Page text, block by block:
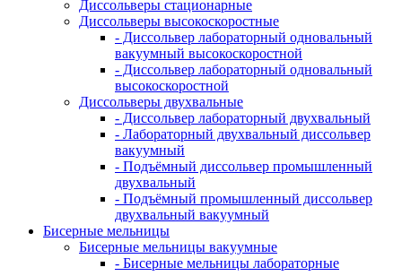
Диссольверы стационарные
Диссольверы высокоскоростные
- Диссольвер лабораторный одновальный
вакуумный высокоскоростной
- Диссольвер лабораторный одновальный
высокоскоростной
Диссольверы двухвальные
- Диссольвер лабораторный двухвальный
- Лабораторный двухвальный диссольвер
вакуумный
- Подъёмный диссольвер промышленный
двухвальный
- Подъёмный промышленный диссольвер
двухвальный вакуумный
Бисерные мельницы
Бисерные мельницы вакуумные
- Бисерные мельницы лабораторные